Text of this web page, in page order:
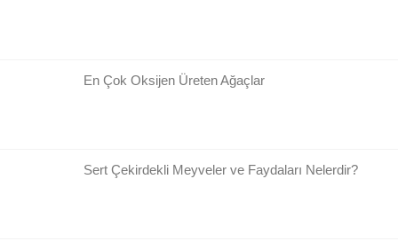
En Çok Oksijen Üreten Ağaçlar
Sert Çekirdekli Meyveler ve Faydaları Nelerdir?